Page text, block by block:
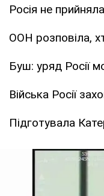
Росія не
ООН розповіла,
Буш: уряд Росії
Війська Росії
Підготувала